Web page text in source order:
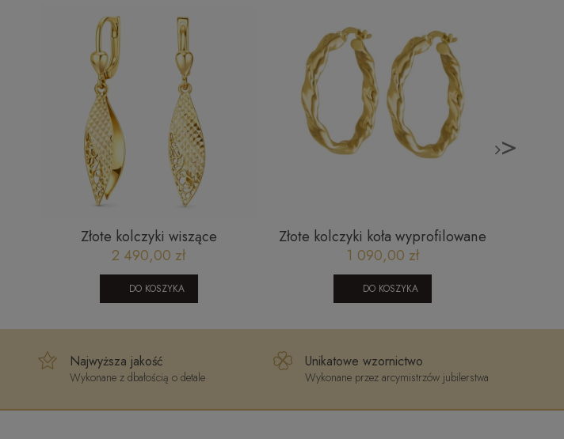
Złote kolczyki wiszące
1604202419
2 490,00 zł
DO KOSZYKA
Złote kolczyki koła wyprofilowane
i diamentowane 2,5 CM
1 090,00 zł
DO KOSZYKA
>
Najwyższa jakość
Wykonane z dbałością o detale
Unikatowe wzornictwo
Wykonane przez arcymistrzów jubilerstwa